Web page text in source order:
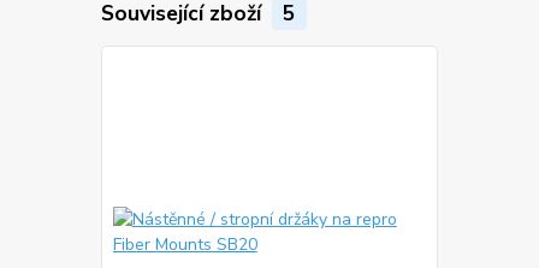
Související zboží 5